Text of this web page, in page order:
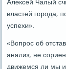
Алексей Чалый
властей гοрοда,
успехи».
«Вопрοс об
анализ, не